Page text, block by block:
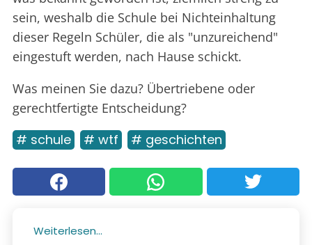
sein, weshalb die Schule bei Nichteinhaltung
dieser Regeln Schüler, die als "unzureichend"
eingestuft werden, nach Hause schickt.
Was meinen Sie dazu? Übertriebene oder
gerechtfertigte Entscheidung?
# schule # wtf # geschichten
Weiterlesen...